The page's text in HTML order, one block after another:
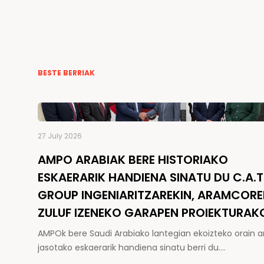
BESTE BERRIAK
27 July 2026
AMPO ARABIAK BERE HISTORIAKO
ESKAERARIK HANDIENA SINATU DU
GROUP INGENIARITZAREKIN,
ZULUF IZENEKO GARAPEN
AMPOk bere Saudi Arabiako lantegian ekoizteko orain
jasotako eskaerarik handiena sinatu berri du.…